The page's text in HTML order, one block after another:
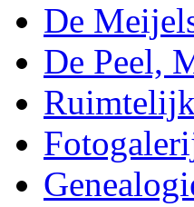
De
De Peel,